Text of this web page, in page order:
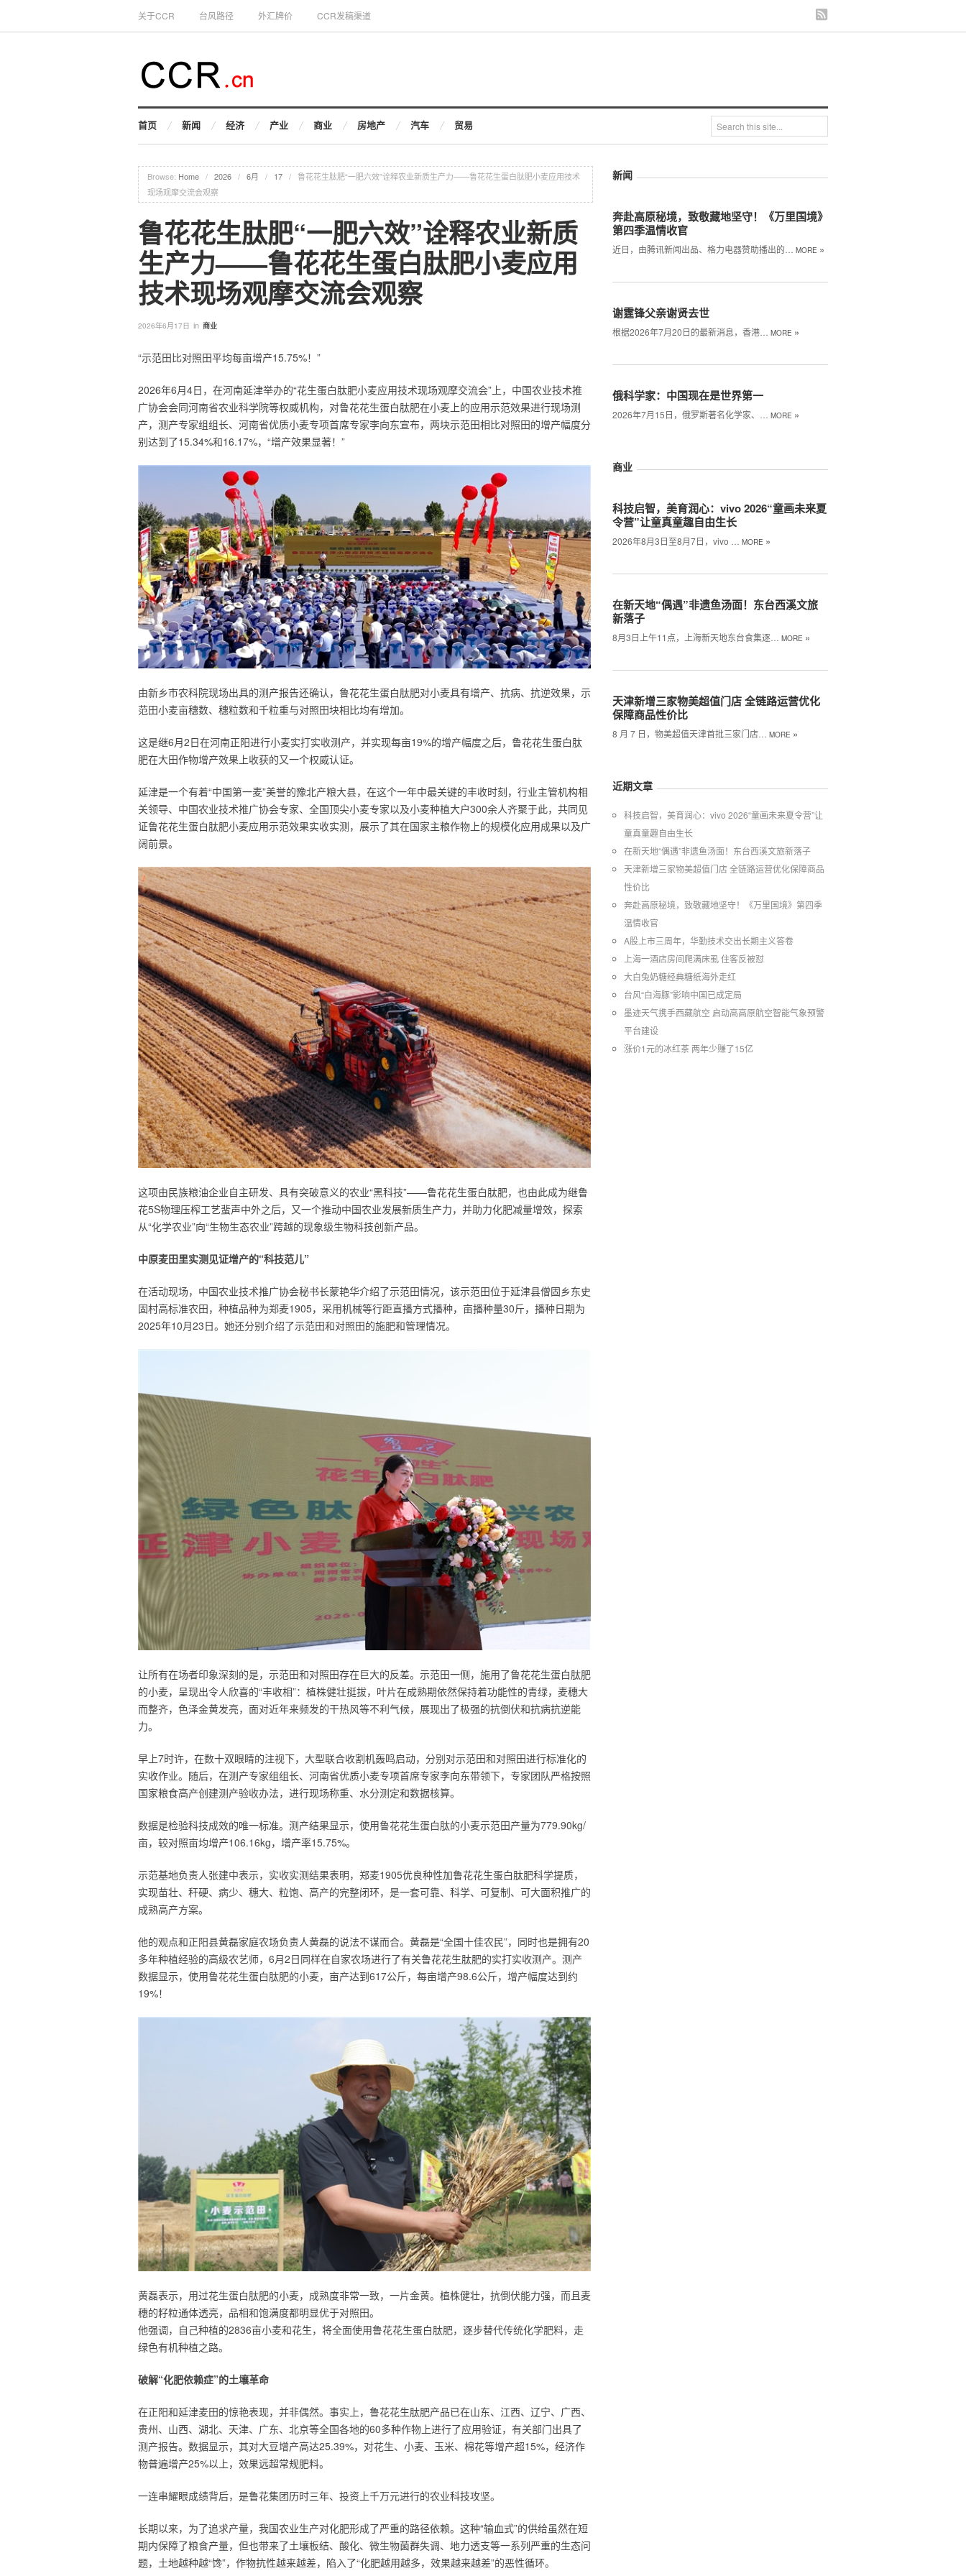
关于CCR 台风路径 外汇牌价 CCR发稿渠道
首页 新闻 经济 产业 商业 房地产 汽车 贸易
Browse: Home / 2026 / 6月 / 17 /
鲁花花生肽肥“一肥六效”诠释农业新质生产力——鲁花花生蛋白肽肥小麦应用技术
现场观摩交流会观察
鲁花花生肽肥“一肥六效”诠释农业新质
生产力——鲁花花生蛋白肽肥小麦应用
技术现场观摩交流会观察
2026年6月17日 in 商业
“示范田比对照田平均每亩增产15.75%！”
2026年6月4日，在河南延津举办的“花生蛋白肽肥小麦应用技术现场观摩交流会”上，中国农业技术推
广协会会同河南省农业科学院等权威机构，对鲁花花生蛋白肽肥在小麦上的应用示范效果进行现场测
产，测产专家组组长、河南省优质小麦专项首席专家李向东宣布，两块示范田相比对照田的增产幅度分
别达到了15.34%和16.17%，“增产效果显著！”
由新乡市农科院现场出具的测产报告还确认，鲁花花生蛋白肽肥对小麦具有增产、抗病、抗逆效果，示
范田小麦亩穗数、穗粒数和千粒重与对照田块相比均有增加。
这是继6月2日在河南正阳进行小麦实打实收测产，并实现每亩19%的增产幅度之后，鲁花花生蛋白肽
肥在大田作物增产效果上收获的又一个权威认证。
延津是一个有着“中国第一麦”美誉的豫北产粮大县，在这个一年中最关键的丰收时刻，行业主管机构相
关领导、中国农业技术推广协会专家、全国顶尖小麦专家以及小麦种植大户300余人齐聚于此，共同见
证鲁花花生蛋白肽肥小麦应用示范效果实收实测，展示了其在国家主粮作物上的规模化应用成果以及广
阔前景。
这项由民族粮油企业自主研发、具有突破意义的农业“黑科技”——鲁花花生蛋白肽肥，也由此成为继鲁
花5S物理压榨工艺蜚声中外之后，又一个推动中国农业发展新质生产力，并助力化肥减量增效，探索
从“化学农业”向“生物生态农业”跨越的现象级生物科技创新产品。
中原麦田里实测见证增产的“科技范儿”
在活动现场，中国农业技术推广协会秘书长蒙艳华介绍了示范田情况，该示范田位于延津县僧固乡东史
固村高标准农田，种植品种为郑麦1905，采用机械等行距直播方式播种，亩播种量30斤，播种日期为
2025年10月23日。她还分别介绍了示范田和对照田的施肥和管理情况。
让所有在场者印象深刻的是，示范田和对照田存在巨大的反差。示范田一侧，施用了鲁花花生蛋白肽肥
的小麦，呈现出令人欣喜的“丰收相”：植株健壮挺拔，叶片在成熟期依然保持着功能性的青绿，麦穗大
而整齐，色泽金黄发亮，面对近年来频发的干热风等不利气候，展现出了极强的抗倒伏和抗病抗逆能
力。
早上7时许，在数十双眼睛的注视下，大型联合收割机轰鸣启动，分别对示范田和对照田进行标准化的
实收作业。随后，在测产专家组组长、河南省优质小麦专项首席专家李向东带领下，专家团队严格按照
国家粮食高产创建测产验收办法，进行现场称重、水分测定和数据核算。
数据是检验科技成效的唯一标准。测产结果显示，使用鲁花花生蛋白肽的小麦示范田产量为779.90kg/
亩，较对照亩均增产106.16kg，增产率15.75%。
示范基地负责人张建中表示，实收实测结果表明，郑麦1905优良种性加鲁花花生蛋白肽肥科学提质，
实现苗壮、秆硬、病少、穗大、粒饱、高产的完整闭环，是一套可靠、科学、可复制、可大面积推广的
成熟高产方案。
他的观点和正阳县黄磊家庭农场负责人黄磊的说法不谋而合。黄磊是“全国十佳农民”，同时也是拥有20
多年种植经验的高级农艺师，6月2日同样在自家农场进行了有关鲁花花生肽肥的实打实收测产。测产
数据显示，使用鲁花花生蛋白肽肥的小麦，亩产达到617公斤，每亩增产98.6公斤，增产幅度达到约
19%！
黄磊表示，用过花生蛋白肽肥的小麦，成熟度非常一致，一片金黄。植株健壮，抗倒伏能力强，而且麦
穗的籽粒通体透亮，品相和饱满度都明显优于对照田。
他强调，自己种植的2836亩小麦和花生，将全面使用鲁花花生蛋白肽肥，逐步替代传统化学肥料，走
绿色有机种植之路。
破解“化肥依赖症”的土壤革命
在正阳和延津麦田的惊艳表现，并非偶然。事实上，鲁花花生肽肥产品已在山东、江西、辽宁、广西、
贵州、山西、湖北、天津、广东、北京等全国各地的60多种作物上进行了应用验证，有关部门出具了
测产报告。数据显示，其对大豆增产高达25.39%，对花生、小麦、玉米、棉花等增产超15%，经济作
物普遍增产25%以上，效果远超常规肥料。
一连串耀眼成绩背后，是鲁花集团历时三年、投资上千万元进行的农业科技攻坚。
长期以来，为了追求产量，我国农业生产对化肥形成了严重的路径依赖。这种“输血式”的供给虽然在短
期内保障了粮食产量，但也带来了土壤板结、酸化、微生物菌群失调、地力透支等一系列严重的生态问
题，土地越种越“馋”，作物抗性越来越差，陷入了“化肥越用越多，效果越来越差”的恶性循环。
新闻
奔赴高原秘境，致敬藏地坚守！《万里国境》
第四季温情收官
近日，由腾讯新闻出品、格力电器赞助播出的… MORE »
谢霆锋父亲谢贤去世
根据2026年7月20日的最新消息，香港… MORE »
俄科学家：中国现在是世界第一
2026年7月15日，俄罗斯著名化学家、… MORE »
商业
科技启智，美育润心：vivo 2026“童画未来夏
令营”让童真童趣自由生长
2026年8月3日至8月7日，vivo … MORE »
在新天地“偶遇”非遗鱼汤面！东台西溪文旅
新落子
8月3日上午11点，上海新天地东台食集逐… MORE »
天津新增三家物美超值门店 全链路运营优化
保障商品性价比
8 月 7 日，物美超值天津首批三家门店… MORE »
近期文章
科技启智，美育润心：vivo 2026“童画未来夏令营”让
童真童趣自由生长
在新天地“偶遇”非遗鱼汤面！东台西溪文旅新落子
天津新增三家物美超值门店 全链路运营优化保障商品
性价比
奔赴高原秘境，致敬藏地坚守！《万里国境》第四季
温情收官
A股上市三周年，华勤技术交出长期主义答卷
上海一酒店房间爬满床虱 住客反被怼
大白兔奶糖经典糖纸海外走红
台风“白海豚”影响中国已成定局
墨迹天气携手西藏航空 启动高高原航空智能气象预警
平台建设
涨价1元的冰红茶 两年少赚了15亿